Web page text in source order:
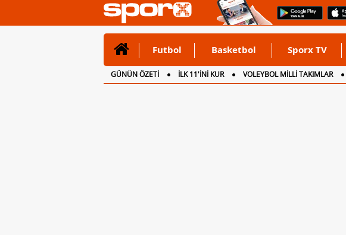
Futbol Basketbol Sporx TV
GÜNÜN ÖZETİ İLK 11'İNİ KUR VOLEYBOL MİLLİ TAKIMLAR
CANLI ANLATIM
İNGİLTERE